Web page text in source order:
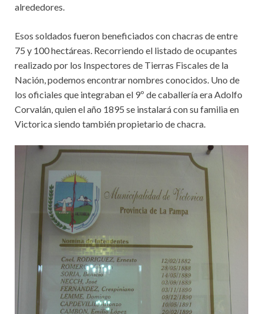
alrededores.
Esos soldados fueron beneficiados con chacras de entre
75 y 100 hectáreas. Recorriendo el listado de ocupantes
realizado por los Inspectores de Tierras Fiscales de la
Nación, podemos encontrar nombres conocidos. Uno de
los oficiales que integraban el 9º de caballería era Adolfo
Corvalán, quien el año 1895 se instalará con su familia en
Victorica siendo también propietario de chacra.